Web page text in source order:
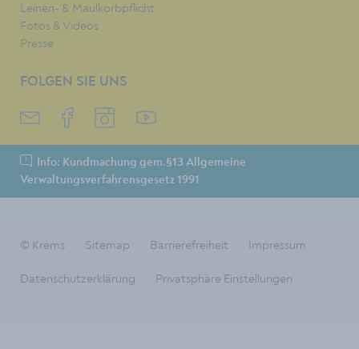
Leinen- & Maulkorbpflicht
Fotos & Videos
Presse
FOLGEN SIE UNS
Info: Kundmachung gem.§13 Allgemeine
Verwaltungsverfahrensgesetz 1991
© Krems Sitemap Barrierefreiheit Impressum
Datenschutzerklärung Privatsphäre Einstellungen